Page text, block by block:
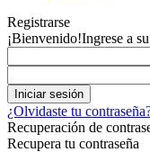
Registrarse
¡Bienvenido!Ingrese a
¿Olvidaste tu
Recuperación de
Recupera tu contraseña